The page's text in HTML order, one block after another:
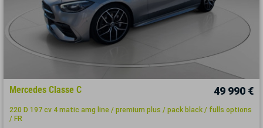
Mercedes Classe C 49 990 €
220 D 197 cv 4 matic amg line / premium plus / pack black / fulls options
/ FR